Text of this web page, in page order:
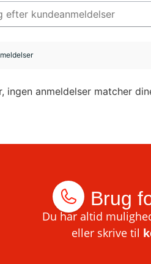
ingen anmeldelser matcher
Brug
Du har altid
eller skrive til